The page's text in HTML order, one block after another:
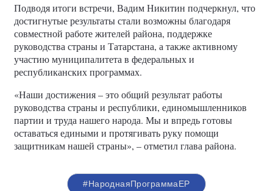
Подводя итоги встречи, Вадим Никитин подчеркнул, что
достигнутые результаты стали возможны благодаря
совместной работе жителей района, поддержке
руководства страны и Татарстана, а также активному
участию муниципалитета в федеральных и
республиканских программах.
«Наши достижения – это общий результат работы
руководства страны и республики, единомышленников
партии и труда нашего народа. Мы и впредь готовы
оставаться едиными и протягивать руку помощи
защитникам нашей страны», – отметил глава района.
#НароднаяПрограммаЕР